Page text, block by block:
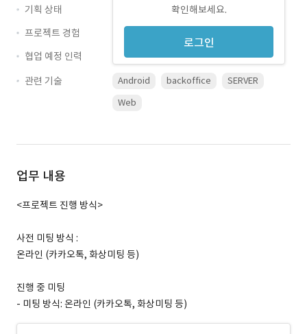
확인해보세요.
로그인
기획 상태
프로젝트 경험
협업 예정 인력
관련 기술
Android backoffice
SERVER
Web
업무 내용
<프로젝트 진행 방식>
사전 미팅 방식 :
온라인 (카카오톡, 화상미팅 등)
진행 중 미팅
- 미팅 방식: 온라인 (카카오톡, 화상미팅 등)